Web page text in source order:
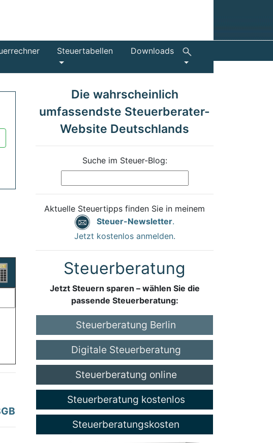
Steuertabellen Downloads
Die wahrscheinlich
umfassendste Steuerberater-
Website Deutschlands
Suche im Steuer-Blog:
Aktuelle Steuertipps finden Sie in meinem
Steuer-Newsletter.
Jetzt kostenlos anmelden.
Steuerberatung
Jetzt Steuern sparen – wählen Sie die
passende Steuerberatung:
Steuerberatung Berlin
Digitale Steuerberatung
Steuerberatung online
Steuerberatung kostenlos
Steuerberatungskosten